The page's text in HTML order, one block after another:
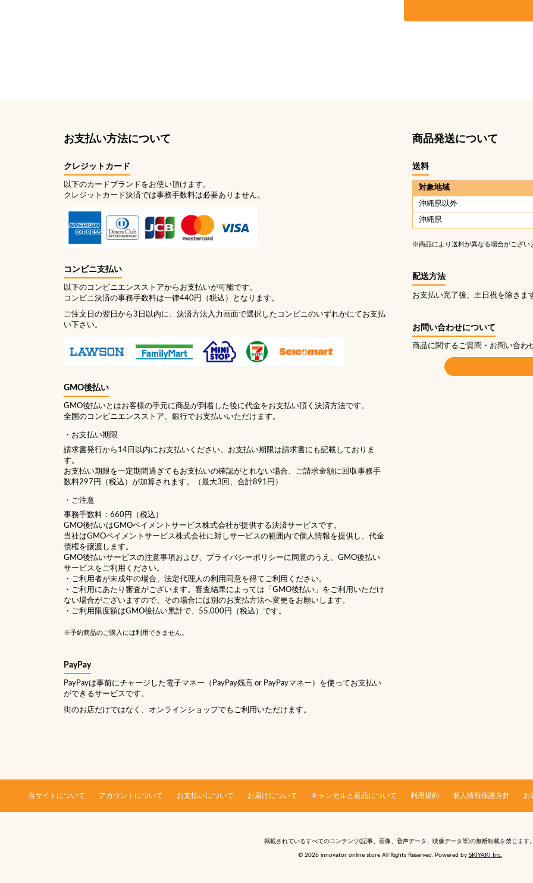
お支払い方法について
クレジットカード
以下のカードブランドをお使い頂けます。
クレジットカード決済では事務手数料は必要ありません。
コンビニ支払い
以下のコンビニエンスストアからお支払いが可能です。
コンビニ決済の事務手数料は一律440円（税込）となります。
ご注文日の翌日から3日以内に、決済方法入力画面で選択したコンビニのいずれかにてお支払
い下さい。
GMO後払い
GMO後払いとはお客様の手元に商品が到着した後に代金をお支払い頂く決済方法です。
全国のコンビニエンスストア、銀行でお支払いいただけます。
お支払い期限
請求書発行から14日以内にお支払いください。お支払い期限は請求書にも記載しておりま
す。
お支払い期限を一定期間過ぎてもお支払いの確認がとれない場合、ご請求金額に回収事務手
数料297円（税込）が加算されます。（最大3回、合計891円）
ご注意
事務手数料：660円（税込）
GMO後払いはGMOペイメントサービス株式会社が提供する決済サービスです。
当社はGMOペイメントサービス株式会社に対しサービスの範囲内で個人情報を提供し、代金
債権を譲渡します。
GMO後払いサービスの注意事項および、 プライバシーポリシーに同意のうえ、GMO後払い
サービスをご利用ください。
・ご利用者が未成年の場合、法定代理人の利用同意を得てご利用ください。
・ご利用にあたり審査がございます。審査結果によっては「GMO後払い」をご利用いただけ
ない場合がございますので、その場合には別のお支払方法へ変更をお願いします。
・ご利用限度額はGMO後払い累計で、55,000円（税込）です。
※予約商品のご購入には利用できません。
PayPay
PayPayは事前にチャージした電子マネー（PayPay残高 or PayPayマネー）を使ってお支払い
ができるサービスです。
街のお店だけではなく、オンラインショップでもご利用いただけます。
商品発送について
送料
対象地域
沖縄県以外
沖縄県
※商品により送料が異なる場合がござい
配送方法
お支払い完了後、土日祝を除きま
お問い合わせについて
商品に関するご質問・お問い合わ
当サイトについて アカウントについて お支払いについて お届けについて キャンセルと返品について 利用規約 個人情報保護方針 お
掲載されているすべてのコンテンツ(記事、画像、音声データ、映像データ等)の無断転載を禁じます。
© 2026 innovator online store All Rights Reserved. Powered by SKIYAKI Inc.